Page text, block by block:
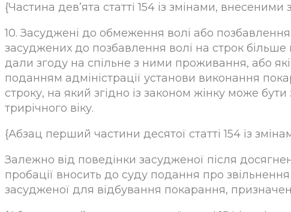
{Частина дев’ята статті 154 із змінами,
10. Засуджені до обмеження волі або
засуджених до позбавлення волі на строк більше
дали згоду на спільне з ними проживання, або
поданням адміністрації установи виконання
строку, на який згідно із законом жінку може
трирічного віку.
{Абзац перший частини десятої статті 154 із
Залежно від поведінки засудженої після
пробації вносить до суду подання про
засудженої для відбування покарання,